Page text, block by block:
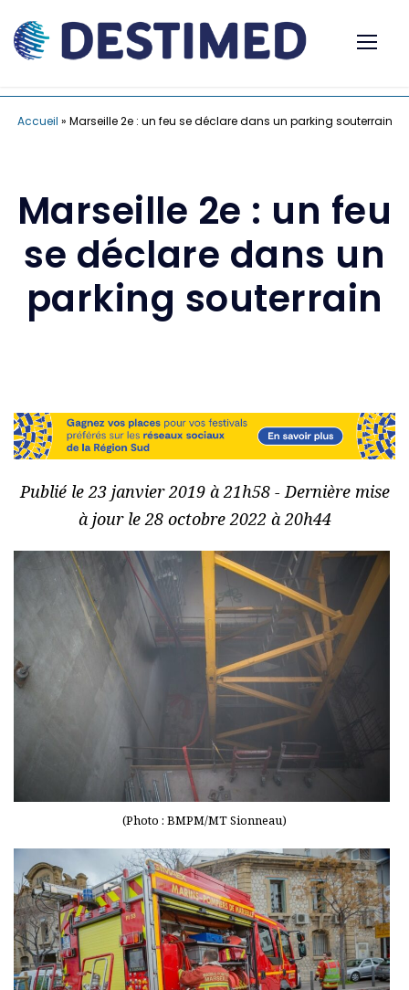
Accueil » Marseille 2e : un feu se déclare dans un parking souterrain
Marseille 2e : un feu
se déclare dans un
parking souterrain
Publié le 23 janvier 2019 à 21h58 - Dernière mise
à jour le 28 octobre 2022 à 20h44
(Photo : BMPM/MT Sionneau)